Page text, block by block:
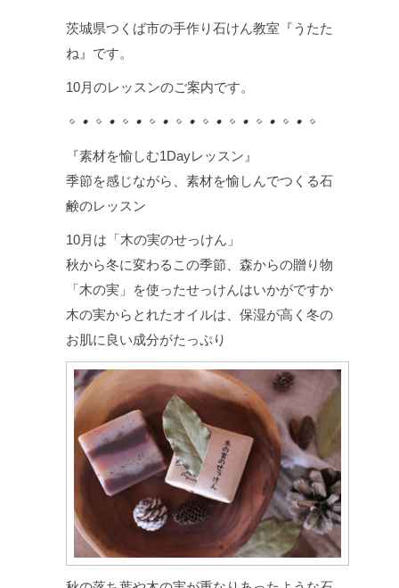
茨城県つくば市の手作り石けん教室『うたた
ね』です。
10月のレッスンのご案内です。
◇●◇●◇●◇●◇●◇●◇●◇●◇●◇
『素材を愉しむ1Dayレッスン』
季節を感じながら、素材を愉しんでつくる石
鹸のレッスン
10月は「木の実のせっけん」
秋から冬に変わるこの季節、森からの贈り物
「木の実」を使ったせっけんはいかがですか
木の実からとれたオイルは、保湿が高く冬の
お肌に良い成分がたっぷり